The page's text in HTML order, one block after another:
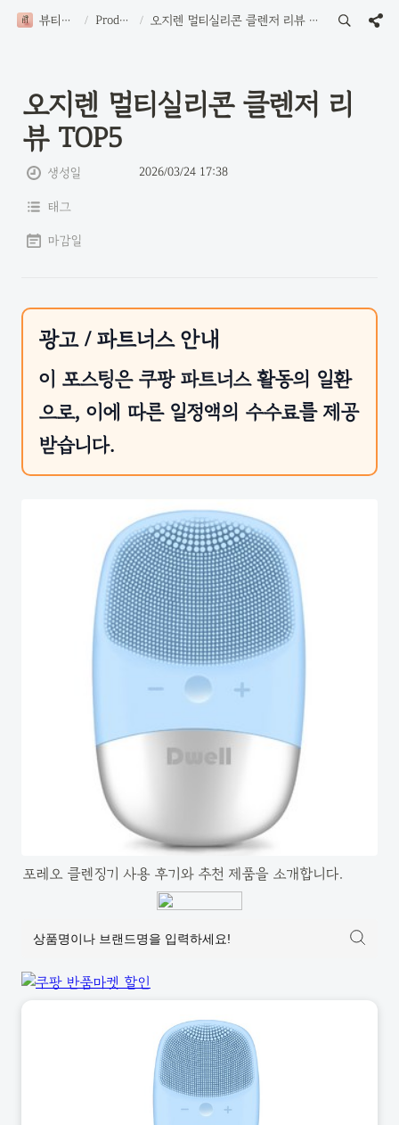
뷰티로그 / Product / 오지렌 멀티실리콘 클렌저 리뷰 TOP5
오지렌 멀티실리콘 클렌저 리
뷰 TOP5
생성일 2026/03/24 17:38
태그
마감일
광고 / 파트너스 안내
이 포스팅은 쿠팡 파트너스 활동의 일환
으로, 이에 따른 일정액의 수수료를 제공
받습니다.
포레오 클렌징기 사용 후기와 추천 제품을 소개합니다.